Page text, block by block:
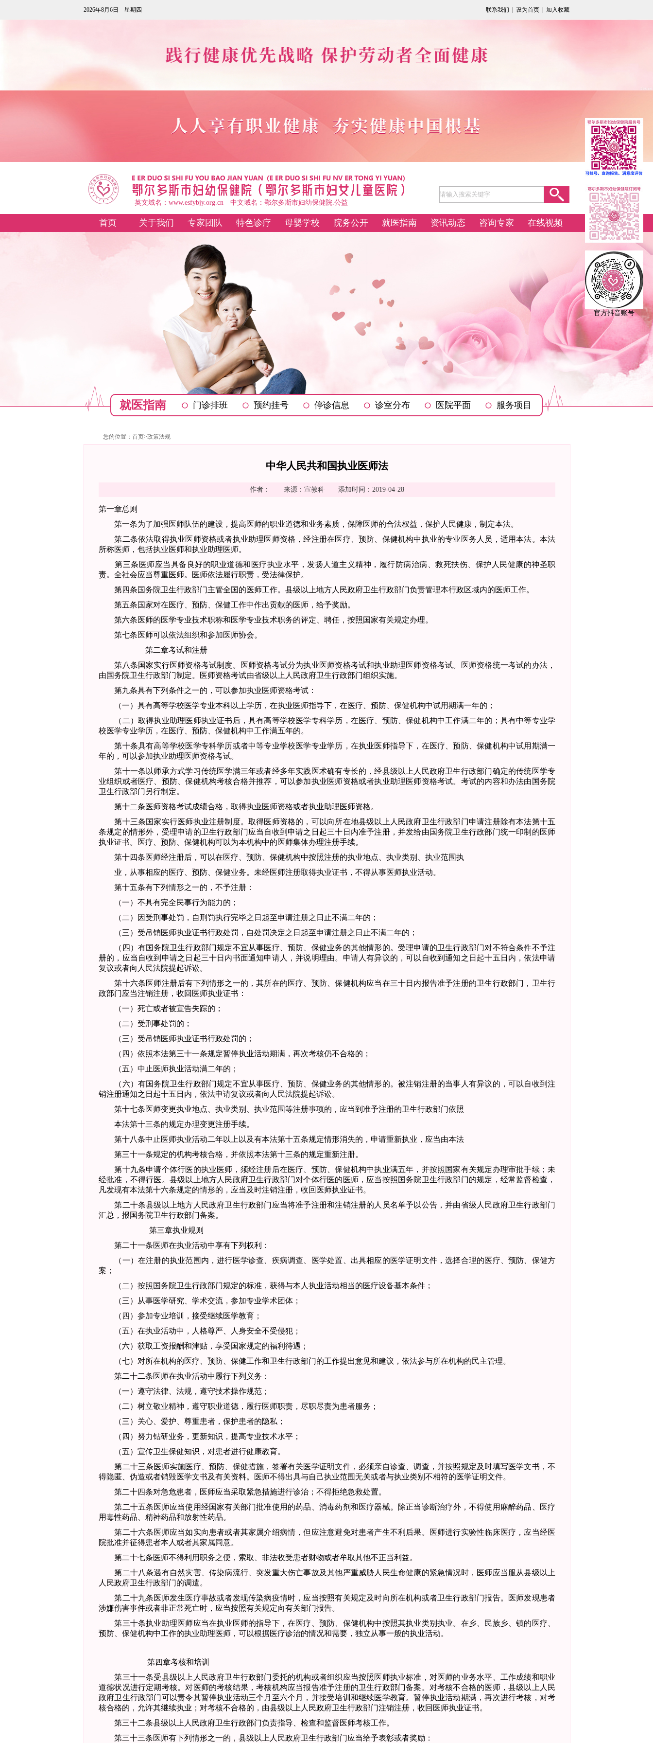
2026年8月6日 星期四 联系我们 设为首页 加入收藏
英文域名：www.esfybjy.org.cn 中文域名：鄂尔多斯市妇幼保健院.公益
首页 关于我们 专家团队 特色诊疗 母婴学校 院务公开 就医指南 资讯动态 咨询专家 在线视频
就医指南 门诊排班 预约挂号 停诊信息 诊室分布 医院平面 服务项目
您的位置： 首页>政策法规
中华人民共和国执业医师法
作者： 来源：宣教科 添加时间：2019-04-28
第一章总则
第一条为了加强医师队伍的建设，提高医师的职业道德和业务素质，保障医师的合法权益，保护人民健康，制定本法。
第二条依法取得执业医师资格或者执业助理医师资格，经注册在医疗、预防、保健机构中执业的专业医务人员，适用本法。 本法
所称医师，包括执业医师和执业助理医师。
第三条 医师应当具备良好的职业道德和医疗执业水平，发扬人道主义精神，履行防病治病、救死扶伤、保护人民健康的神圣职
责。 全社会应当尊重医师。医师依法履行职责，受法律保护。
第四条国务院卫生行政部门主管全国的医师工作。县级以上地方人民政府卫生行政部门负责管理本行政区域内的医师工作。
第五条国家对在医疗、预防、保健工作中作出贡献的医师，给予奖励。
第六条医师的医学专业技术职称和医学专业技术职务的评定、聘任，按照国家有关规定办理。
第七条医师可以依法组织和参加医师协会。
第二章考试和注册
第八条国家实行医师资格考试制度。医师资格考试分为执业医师资格考试和执业助理医师资格考试。医师资格统一考试的办法，
由国务院卫生行政部门制定。医师资格考试由省级以上人民政府卫生行政部门组织实施。
第九条具有下列条件之一的，可以参加执业医师资格考试：
（一）具有高等学校医学专业本科以上学历，在执 业医师指导下，在医疗、预防、保健机构中试用期满一年的；
（二）取得执业助理医师执业证书后，具有高等学校医学专科学历，在医疗、预防、保健机构中工作满二年的；具有中等专业学
校医学专业学历，在医疗、预防、保健机构中工作满五年的。
第十条具有高等学校医学专科学历或者中等专业学校医学专业学历，在执业医师指导下，在医疗、预防、保健机构中试用期满一
年的，可以参加执业助理医师资格考试。
第十一条 以师承方式学习传统医学满三年或者经多年实践医术确有专长的，经县级以上人民政府卫生行政部门确定的传统医学专
业组织或者医疗、预防、保健机构考核合格并推荐，可以参加执业医师资格或者执业助理医师资格考试。考试的内容和办法由国务院
卫生行政部门另行制定。
第十二条医师资格考试成绩合格，取得执业医师资格或者执业助理医师资格。
第十三条国家实行医师执业注册制度。取得医师资格的，可以向所在地县级以上人民政府卫生行政部门申请注册除有本法第十五
条规定的情形外，受理申请的卫生行政部门应当自收到申请之日起三十日内准予注册，并发给由国务院卫生行政部门统一印制的医师
执业证书。医疗、预防、保健机构可以为本机构中的医师集体办理注册手续。
第十四条医师经注册后，可以在医疗、预防、保健机构中按照注册的执业地点、执业类别、执业范围执
业，从事相应的医疗、预防、保健业务。 未经医师注册取得执业证书，不得从事医师执业活动。
第十五条有下列情形之一的，不予注册：
（一）不具有完全民事行为能力的；
（二）因受刑事处罚，自刑罚执行完毕之日起至申请注册之日止不满二年的；
（三）受吊销医师执业证书行政处罚，自处罚决定之日起至申请注册之日止不满二年的；
（四）有国务院卫生行政部门规定不宜从事医疗、预防、保健业务的其他情形的。 受理申请的卫生行政部门对不符合条件不予注
册的，应当自收到申请之日起三十日内书面通知申请人，并说明理由。申请人有异议的，可以自收到通知之日起十五日内，依法申请
复议或者向人民法院提起诉讼。
第十六条医师注册后有下列情形之一的，其所在的医疗、预防、保健机构应当在三十日内报告准予注册的卫生行政部门，卫生行
政部门应当注销注册，收回医师执业证书：
（一）死亡或者被宣告失踪的；
（二）受刑事处罚的；
（三）受吊销医师执业证书行政处罚的；
（四）依照本法第三十一条规定暂停执业活动期满， 再次考核仍不合格的；
（五）中止医师执业活动满二年的；
（六）有国务院卫生行政部门规定不宜从事医疗、预防、保健业务的其他情形的。被注销注册的当事人有异议的，可以自收到注
销注册通知之日起十五日内，依法申请复议或者向人民法院提起诉讼。
第十七条医师变更执业地点、执业类别、执业范围等注册事项的，应当到准予注册的卫生行政部门依照
本法第十三条的规定办理变更注册手续。
第十八条中止医师执业活动二年以上以及有本法第十五条规定情形消失的，申请重新执业，应当由本法
第三十一条规定的机构考核合格，并依照本法第十三条的规定重新注册。
第十九条申请个体行医的执业医师，须经注册后在医疗、预防、保健机构中执业满五年，并按照国家有关规定办理审批手续；未
经批准，不得行医。县级以上地方人民政府卫生行政部门对个体行医的医师，应当按照国务院卫生行政部门的规定，经常监督检查，
凡发现有本法第十六条规定的情形的，应当及时注销注册，收回医师执业证书。
第二十条县级以上地方人民政府卫生行政部门应当将准予注册和注销注册的人员名单予以公告，并由省级人民政府卫生行政部门
汇总，报国务院卫生行政部门备案。
第三章执业规则
第二十一条医师在执业活动中享有下列权利：
（一）在注册的执业范围内，进行医学诊查、疾病调查、医学处置、出具相应的医学证明文件，选择合理的医疗、预防、保健方
案；
（二）按照国务院卫生行政部门规定的标准，获得与本人执业活动相当的医疗设备基本条件；
（三）从事医学研究、学术交流，参加专业学术团体；
（四）参加专业培训，接受继续医学教育；
（五）在执业活动中，人格尊严、人身安全不受侵犯；
（六）获取工资报酬和津贴，享受国家规定的福利待遇；
（七）对所在机构的医疗、预防、保健工作和卫生行政部门的工作提出意见和建议，依法参与所在机构的民主管理。
第二十二条医师在执业活动中履行下列义务：
（一）遵守法律、法规，遵守技术操作规范；
（二）树立敬业精神，遵守职业道德，履行医师职责，尽职尽责为患者服务；
（三）关心、爱护、尊重患者，保护患者的隐私；
（四）努力钻研业务，更新知识，提高专业技术水平；
（五）宣传卫生保健知识，对患者进行健康教育。
第二十三条医师实施医疗、预防、保健措施，签署有关医学证明文件，必须亲自诊查、调查，并按照规定及时填写医学文书，不
得隐匿、伪造或者销毁医学文书及有关资料。医师不得出具与自己执业范围无关或者与执业类别 不相符的医学证明文件。
第二十四条对急危患者，医师应当采取紧急措施进行诊治；不得拒绝急救处置。
第二十五条医师应当使用经国家有关部门批准使用的药品、消毒药剂和医疗器械。
除正当诊断治疗外，不得使用麻醉药品、医疗
用毒性药品、精神药品和放射性药品。
第二十六条医师应当如实向患者或者其家属介绍病情，但应注意避免对患者产生不利后果。
医师进行实验性临床医疗，应当经医
院批准并征得患者本人或者其家属同意。
第二十七条医师不得利用职务之便，索取、非法收受患者财物或者牟取其他不正当利益。
第二十八条遇有自然灾害、传染病流行、突发重大伤亡事故及其他严重威胁人民生命健康的紧急情况时，医师应当服从县级以上
人民政府卫生行政部门的调遣。
第二十九条医师发生医疗事故或者发现传染病疫情时，应当按照有关规定及时向所在机构或者卫生行政部门报告。
医师发现患者
涉嫌伤害事件或者非正常死亡时，应当按照有关规定向有关部门报告。
第三十条执业助理医师应当在执业医师的指导下，在医疗、预防、保健机构中按照其执业类别执业。在乡、民族乡、镇的医疗、
预防、保健机构中工作的执业助理医师，可以根据医疗诊治的情况和需要，独立从事一般的执业活动。
第四章考核和培训
第三十一条受县级以上人民政府卫生行政部门委托的机构或者组织应当按照医师执业标准，对医师的业务水平、工作成绩和职业
道德状况进行定期考核。对医师的考核结果，考核机构应当报告准予注册的卫生行政部门备案。对考核不合格的医师，县级以上人民
政府卫生行政部门可以责令其暂停执业活动三个月至六个月，并接受培训和继续医学教育。暂停执业活动期满，再次进行考核，对考
核合格的，允许其继续执业；对考核不合格的， 由县级以上人民政府卫生行政部门注销注册，收回医师执业证书。
第三十二条县级以上人民政府卫生行政部门负责指导、检查和监督医师考核工作。
第三十三条医师有下列情形之一的，县级以上人民政府卫生行政部门应当给予表彰或者奖励：
官方抖音账号